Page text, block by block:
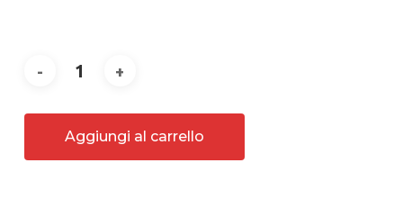
Aggiungi al carrello